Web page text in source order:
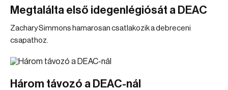
Megtalálta első idegenlégiósát a DEAC
Zachary Simmons hamarosan csatlakozik a debreceni
csapathoz.
Három távozó a DEAC-nál